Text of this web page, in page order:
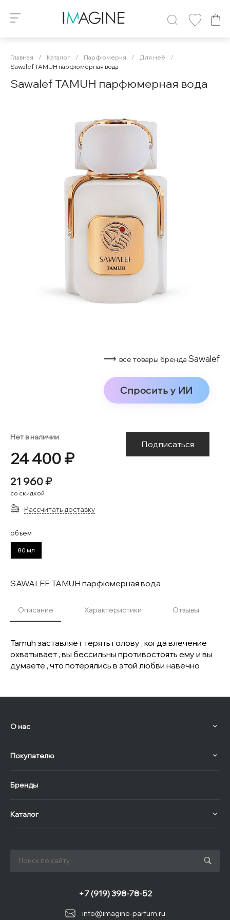
Главная / Каталог / Парфюмерия / Для неё
/
Sawalef TAMUH парфюмерная вода
Sawalef TAMUH парфюмерная вода
⟶ все товары бренда Sawalef
Спросить у ИИ
Нет в наличии
24 400 ₽
21 960 ₽
со скидкой
Подписаться
Рассчитать доставку
объем
80 мл
SAWALEF TAMUH парфюмерная вода
Описание Характеристики Отзывы
Tamuh заставляет терять голову , когда влечение
охватывает , вы бессильны противостоять ему и вы
думаете , что потерялись в этой любви навечно
О нас
Покупателю
Бренды
Каталог
info@imagine-parfum.ru
+7 (919) 398-78-52